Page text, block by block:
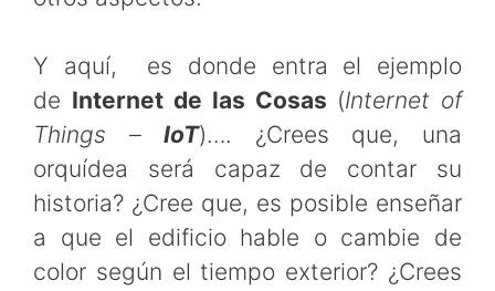
Y aquí, es donde entra el ejemplo
de Internet de las Cosas (Internet of
Things –IoT)…. ¿Crees que, una
orquídea será capaz de contar su
historia? ¿Cree que, es posible enseñar
a que el edificio hable o cambie de
color según el tiempo exterior? ¿Crees